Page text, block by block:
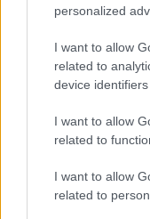
personalized
I want to allow
related to
device identifiers
I want to allow
related to
I want to allow
related to